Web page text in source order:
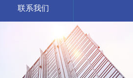
联系我们